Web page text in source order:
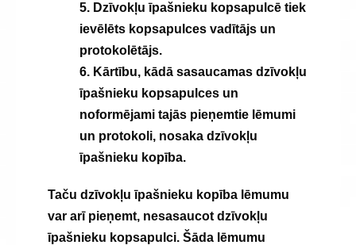
5. Dzīvokļu īpašnieku kopsapulcē tiek
ievēlēts kopsapulces vadītājs un
protokolētājs.
6. Kārtību, kādā sasaucamas dzīvokļu
īpašnieku kopsapulces un
noformējami tajās pieņemtie lēmumi
un protokoli, nosaka dzīvokļu
īpašnieku kopība.
Taču dzīvokļu īpašnieku kopība lēmumu
var arī pieņemt, nesasaucot dzīvokļu
īpašnieku kopsapulci. Šāda lēmumu